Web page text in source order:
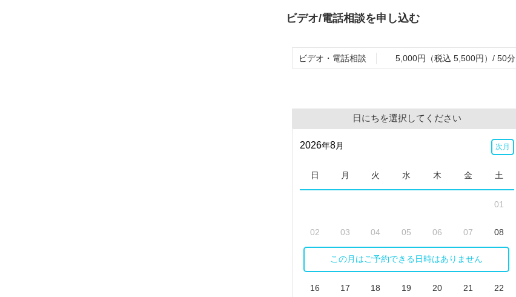
と思ってもらえるように、その手伝いができるようなカウンセリングを提供したいと思っています。
ビデオ/電話相談を申し込む
ビデオ・電話相談 5,000円（税込 5,500円）/ 50分
日にちを選択してください
2026年8月 次月
日 月 火 水 木 金 土
01
02 03 04 05 06 07 08
10 11 12 13 14
16 17 18 19 20 21 22
この月はご予約できる日時はありません